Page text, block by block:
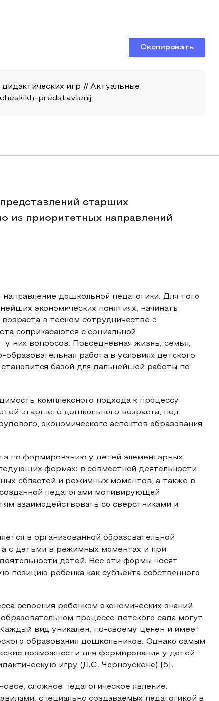
Скопировать
игр // Актуальные
predstavlenij
старших
из приоритетных направлений
дошкольной педагогики. Для того
экономических понятиях, начинать
в тесном сотрудничестве с
соприкасаются с социальной
них вопросов. Повседневная жизнь, семья,
работа в условиях детского
базой для дальнейшей работы по
комплексного подхода к процессу
старшего дошкольного возраста, под
экономического аспектов образования
по формированию у детей элементарных
формах: в совместной деятельности
областей и режимных моментов, а также в
педагогами мотивирующей
взаимодействовать со сверстниками и
в организованной образовательной
с детьми в режимных моментах и при
детей. Все эти формы носят
позицию ребенка как субъекта собственного
освоения ребенком экономических знаний
процессе детского сада могут
вид уникален, по-своему ценен и имеет
образования дошкольников. Однако самым
возможности для формирования у детей
игру (Д.С. Черноускене) [5].
сложное педагогическое явление.
специально создаваемых педагогикой в